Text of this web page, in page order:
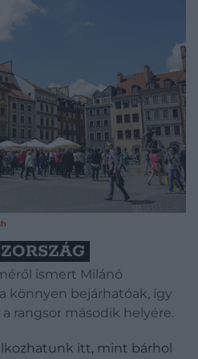
ismert Milánó
könnyen bejárhatóak, így
rangsor második helyére.
itt, mint bárhol